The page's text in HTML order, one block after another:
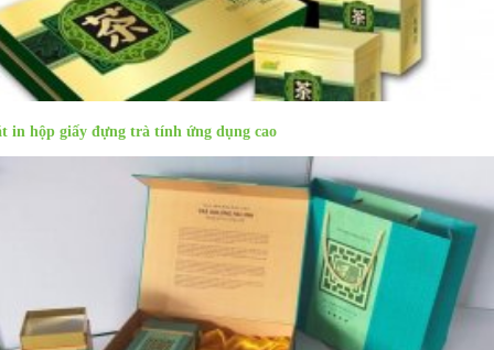
in hộp giấy đựng trà tính ứng dụng cao